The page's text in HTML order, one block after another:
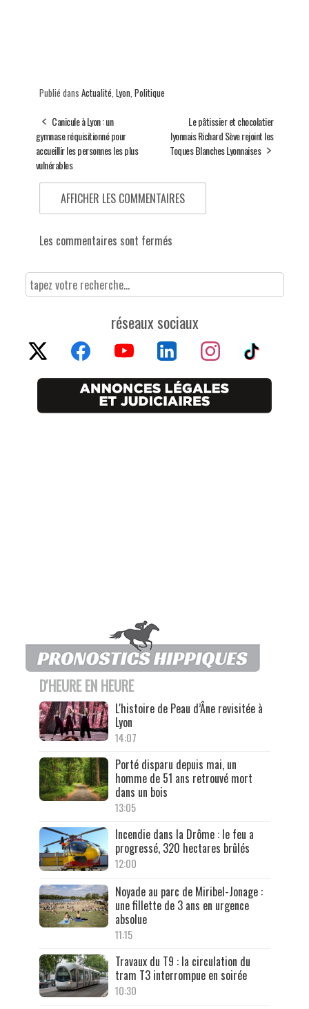
Publié dans Actualité, Lyon, Politique
Canicule à Lyon : un
gymnase réquisitionné pour
accueillir les personnes les plus
vulnérables
Le pâtissier et chocolatier
lyonnais Richard Sève rejoint les
Toques Blanches Lyonnaises
AFFICHER LES COMMENTAIRES
Les commentaires sont fermés
réseaux sociaux
D'HEURE EN HEURE
L'histoire de Peau d’Âne revisitée à
Lyon
14:07
Porté disparu depuis mai, un
homme de 51 ans retrouvé mort
dans un bois
13:05
Incendie dans la Drôme : le feu a
progressé, 320 hectares brûlés
12:00
Noyade au parc de Miribel-Jonage :
une fillette de 3 ans en urgence
absolue
11:15
Travaux du T9 : la circulation du
tram T3 interrompue en soirée
10:30